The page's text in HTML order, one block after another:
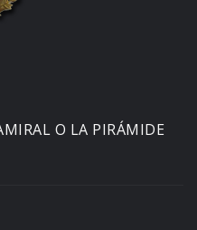
O LA PIRÁMIDE